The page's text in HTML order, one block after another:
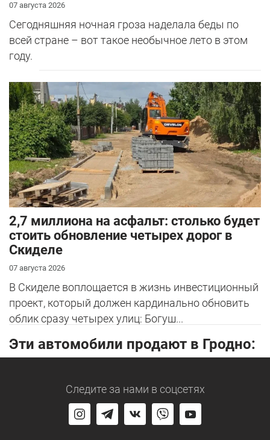
07 августа 2026
Сегодняшняя ночная гроза наделала беды по
всей стране – вот такое необычное лето в этом
году.
2,7 миллиона на асфальт: столько будет
стоить обновление четырех дорог в
Скиделе
07 августа 2026
В Скиделе воплощается в жизнь инвестиционный
проект, который должен кардинально обновить
облик сразу четырех улиц: Богуш...
Эти автомобили продают в Гродно:
Следите за нами в соцсетях